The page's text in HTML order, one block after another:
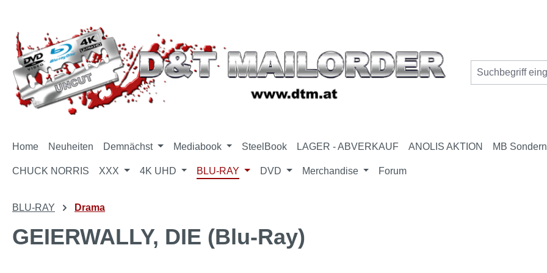
Home Neuheiten Demnächst Mediabook SteelBook LAGER - ABVERKAUF ANOLIS AKTION MB
CHUCK NORRIS XXX 4K UHD BLU-RAY DVD Merchandise Forum
BLU-RAY Drama
GEIERWALLY, DIE (Blu-Ray)